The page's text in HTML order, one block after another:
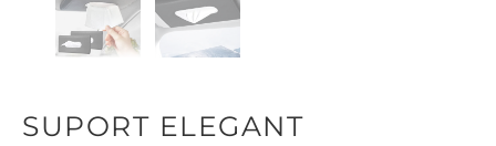
SUPORT ELEGANT